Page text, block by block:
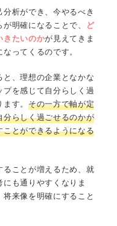
析ができ、今やるべき
明確になることで、
ど
きたいのかが見えてきま
ってくるのです。
、理想の企業となかな
を感じて自分らしく過
す。 その一方で軸が定
分らしく過ごせるのかが
ことができるようになる
ることが増えるため、就
も通りやすくなりま
来像を明確にすること